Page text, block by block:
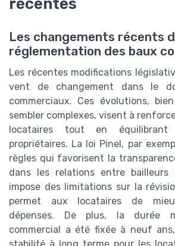
Les changements récents
réglementation des baux
Les récentes modifications
vent de changement dans le
commerciaux. Ces évolutions,
sembler complexes, visent à
locataires tout en
propriétaires. La loi Pinel, par
règles qui favorisent la
dans les relations entre bailleurs
impose des limitations sur la
permet aux locataires de
dépenses. De plus, la durée
commercial a été fixée à neuf